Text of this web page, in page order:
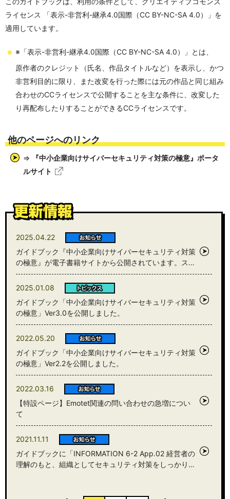
ライセンス 「表示-非営利-継承4.0国際（CC BY-NC-SA 4.0）」を
適用しています。
※「表示-非営利-継承4.0国際（CC BY-NC-SA 4.0）」とは、
原作者のクレジット（氏名、作品タイトルなど）を表示し、かつ
非営利目的に限り、また改変を行った際には元の作品と同じ組み
合わせのCCライセンスで公開することを主な条件に、改変した
り再配布したりすることができるCCライセンスです。
他のページへのリンク
⇒
『中小企業向けサイバーセキュリティ対策の極意』ポータ
ルサイト
2025.04.22
ガイドブック『中小企業向けサイバーセキュリティ対策
の極意』が電子書籍サイトから公開されています。ス…
2025.01.08
ガイドブック「中小企業向けサイバーセキュリティ対策
の極意」Ver3.0を公開しました。
2022.05.20
ガイドブック「中小企業向けサイバーセキュリティ対策
の極意」Ver2.2を公開しました。
2022.03.16
【特設ページ】Emotet関連の問い合わせの急増につい
て
2021.11.11
ガイドブックに「INFORMATION 6-2 App.02 経営者の
理解のもと、組織としてセキュリティ対策をしっかり…